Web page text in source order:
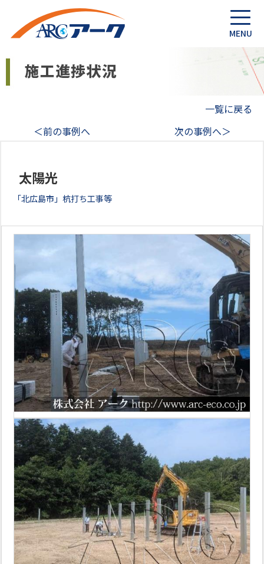
一覧に戻る
＜前の事例へ
次の事例へ＞
太陽光
「北広島市」杭打ち工事等